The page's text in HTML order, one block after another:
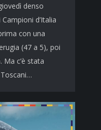
denso
d’Italia
con una
(47 a 5), poi
Ma c’è stata